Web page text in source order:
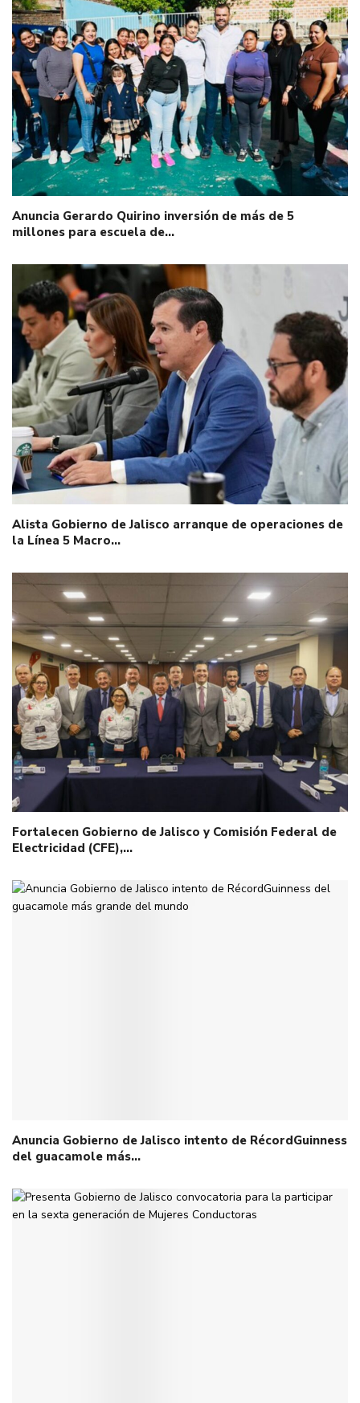
Anuncia Gerardo Quirino inversión de más de 5
millones para escuela de…
Alista Gobierno de Jalisco arranque de operaciones de
la Línea 5 Macro…
Fortalecen Gobierno de Jalisco y Comisión Federal de
Electricidad (CFE),…
Anuncia Gobierno de Jalisco intento de RécordGuinness
del guacamole más…